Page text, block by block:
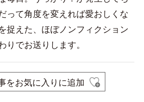
って角度を変えれば愛おしくな
捉えた、ほぼノンフィクション
りでお送りします。
をお気に入りに追加